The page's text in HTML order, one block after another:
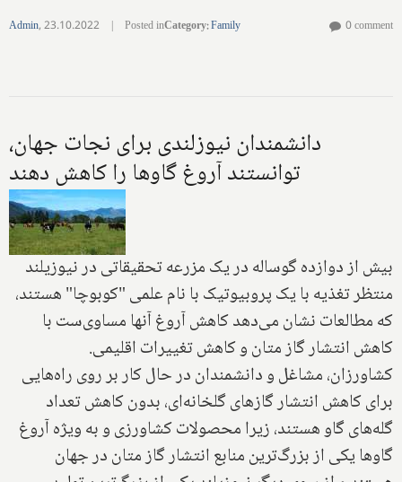
Admin,23.10.2022 | Posted inCategory:Family 0 comment
دانشمندان نیوزلندی برای نجات جهان،
توانستند آروغ گاوها را کاهش دهند
بیش از دوازده گوساله در یک مزرعه تحقیقاتی در نیوزیلند
منتظر تغذیه با یک پروبیوتیک با نام علمی "کوبوچا" هستند،
که مطالعات نشان می‌دهد کاهش آروغ آنها مساوی‌ست با
کاهش انتشار گاز متان و کاهش تغییرات اقلیمی.
کشاورزان، مشاغل و دانشمندان در حال کار بر روی راه‌هایی
برای کاهش انتشار گازهای گلخانه‌ای، بدون کاهش تعداد
گله‌های گاو هستند، زیرا محصولات کشاورزی و به ویژه آروغ
گاوها یکی از بزرگ‌ترین منابع انتشار گاز متان در جهان